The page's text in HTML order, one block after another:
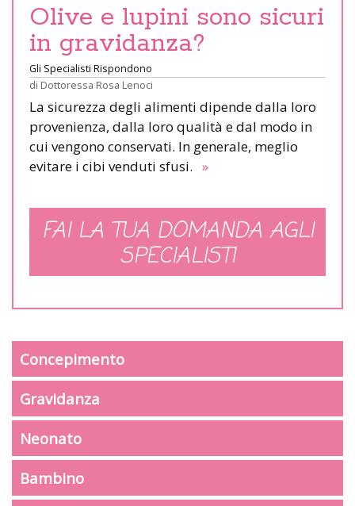
Olive e lupini sono sicuri
in gravidanza?
Gli Specialisti Rispondono
di Dottoressa Rosa Lenoci
La sicurezza degli alimenti dipende dalla loro
provenienza, dalla loro qualità e dal modo in
cui vengono conservati. In generale, meglio
evitare i cibi venduti sfusi. »
FAI LA TUA DOMANDA AGLI
SPECIALISTI
Concepimento
Gravidanza
Neonato
Bambino